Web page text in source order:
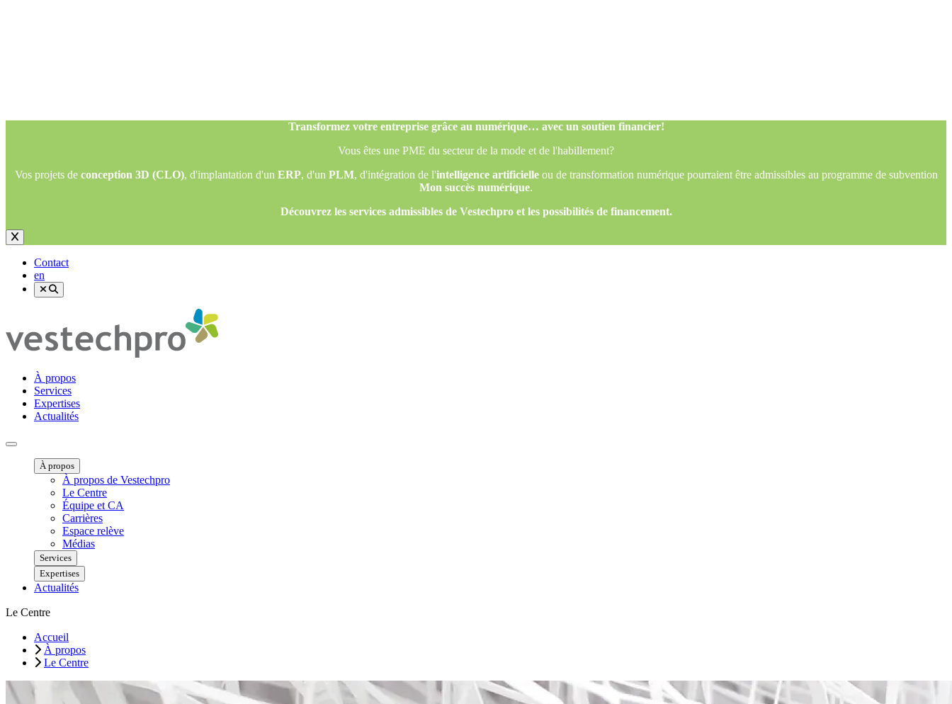
Transformez votre entreprise grâce au numérique… avec un soutien financier!
Vous êtes une PME du secteur de la mode et de l'habillement?
Vos projets de conception 3D (CLO), d'implantation d'un ERP, d'un PLM, d'intégration de l'intelligence artificielleou de transformation numérique pourraient être admissibles au programme de subvention
Mon succès numérique.
Découvrez les services admissibles de Vestechpro et les possibilités de financement.
Contact
en
À propos
Services
Expertises
Actualités
Ouvrir menu mobile
À propos
À propos de Vestechpro
Le Centre
Équipe et CA
Carrières
Espace relève
Médias
Services
Expertises
Actualités
Le Centre
Accueil
À propos
Le Centre